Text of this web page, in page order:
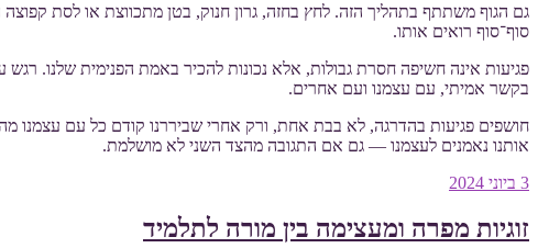
גם הגוף משתתף בתהליך הזה. לחץ בחזה, גרון חנוק, בטן מתכווצת או לסת
סוף־סוף רואים אותו.
פגיעות אינה חשיפה חסרת גבולות, אלא נכונות להכיר באמת הפנימית שלנו.
בקשר אמיתי, עם עצמנו ועם אחרים.
חושפים פגיעות בהדרגה, לא בבת אחת, ורק אחרי שביררנו קודם כל עם עצמנו
אותנו נאמנים לעצמנו — גם אם התגובה מהצד השני לא מושלמת.
פורסם
3 ביוני 2024
זוגיות מפרה ומעצימה בין מורה לתלמיד